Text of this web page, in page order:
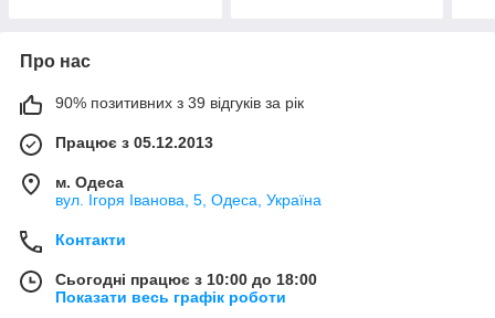
Про нас
90% позитивних з 39 відгуків за рік
Працює з 05.12.2013
м. Одеса
вул. Ігоря Іванова, 5, Одеса, Україна
Контакти
Сьогодні працює з 10:00 до 18:00
Показати весь графік роботи